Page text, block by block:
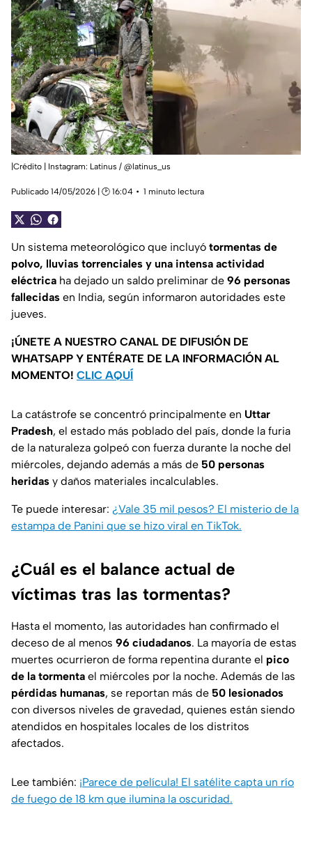
|Crédito | Instagram: Latinus / @latinus_us
Publicado 14/05/2026 | 🕑 16:04 1 minuto lectura
Un sistema meteorológico que incluyó tormentas de
polvo, lluvias torrenciales y una intensa actividad
eléctrica ha dejado un saldo preliminar de 96 personas
fallecidas en India, según informaron autoridades este
jueves.
¡ÚNETE A NUESTRO CANAL DE DIFUSIÓN DE
WHATSAPP Y ENTÉRATE DE LA INFORMACIÓN AL
MOMENTO! CLIC AQUÍ
La catástrofe se concentró principalmente en Uttar
Pradesh, el estado más poblado del país, donde la furia
de la naturaleza golpeó con fuerza durante la noche del
miércoles, dejando además a más de 50 personas
heridas y daños materiales incalculables.
Te puede interesar: ¿Vale 35 mil pesos? El misterio de la
estampa de Panini que se hizo viral en TikTok.
¿Cuál es el balance actual de
víctimas tras las tormentas?
Hasta el momento, las autoridades han confirmado el
deceso de al menos 96 ciudadanos. La mayoría de estas
muertes ocurrieron de forma repentina durante el pico
de la tormenta el miércoles por la noche. Además de las
pérdidas humanas, se reportan más de 50 lesionados
con diversos niveles de gravedad, quienes están siendo
atendidos en hospitales locales de los distritos
afectados.
Lee también: ¡Parece de película! El satélite capta un río
de fuego de 18 km que ilumina la oscuridad.